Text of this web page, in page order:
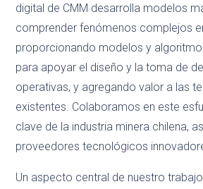
digital de CMM desarrolla modelos
comprender fenómenos complejos
proporcionando modelos y
para apoyar el diseño y la toma de
operativas, y agregando valor a las
existentes. Colaboramos en este
clave de la industria minera chilena,
proveedores tecnológicos
Un aspecto central de nuestro